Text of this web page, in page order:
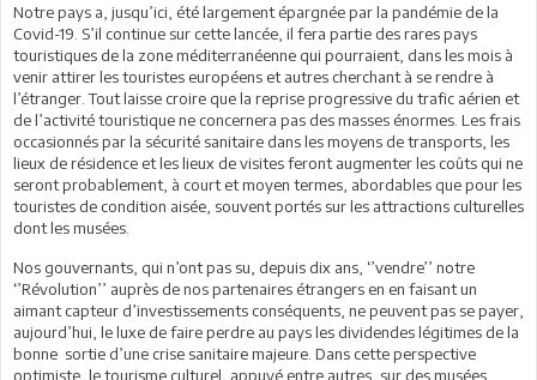
Notre pays a, jusqu’ici, été largement épargnée par la pandémie de la
Covid-19. S’il continue sur cette lancée, il fera partie des rares pays
touristiques de la zone méditerranéenne qui pourraient, dans les mois à
venir attirer les touristes européens et autres cherchant à se rendre à
l’étranger. Tout laisse croire que la reprise progressive du trafic aérien et
de l’activité touristique ne concernera pas des masses énormes. Les frais
occasionnés par la sécurité sanitaire dans les moyens de transports, les
lieux de résidence et les lieux de visites feront augmenter les coûts qui ne
seront probablement, à court et moyen termes, abordables que pour les
touristes de condition aisée, souvent portés sur les attractions culturelles
dont les musées.
Nos gouvernants, qui n’ont pas su, depuis dix ans, ‘’vendre’’ notre
‘’Révolution’’ auprès de nos partenaires étrangers en en faisant un
aimant capteur d’investissements conséquents, ne peuvent pas se payer,
aujourd’hui, le luxe de faire perdre au pays les dividendes légitimes de la
bonne sortie d’une crise sanitaire majeure. Dans cette perspective
optimiste, le tourisme culturel, appuyé entre autres, sur des musées